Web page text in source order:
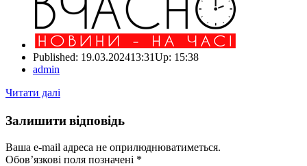
Published: 19.03.202413:31Up: 15:38
Author
admin
Читати далі
Залишити відповідь
Ваша e-mail адреса не оприлюднюватиметься.
Обов’язкові поля позначені *